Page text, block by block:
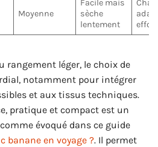
Moyenne
Facile mais
sèche
lentement
rangement léger, le choix de
notamment pour intégrer
et aux tissus techniques.
pratique et compact est un
évoqué dans ce guide
banane en voyage ?. Il permet